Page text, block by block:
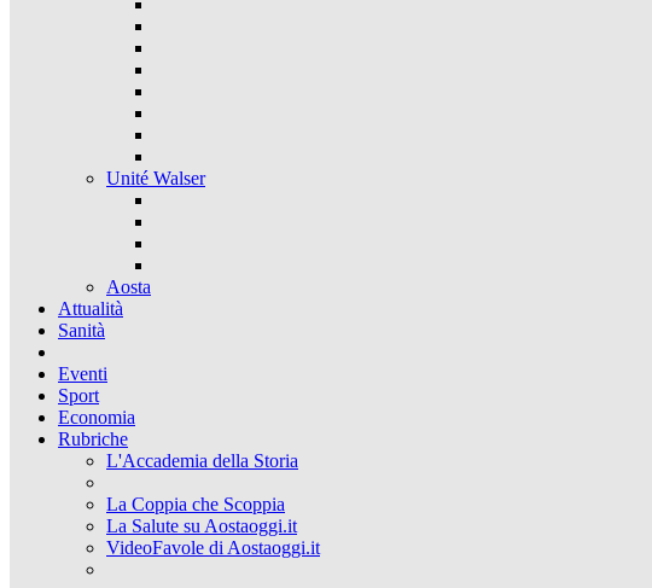
Unité Walser
Aosta
Attualità
Sanità
Eventi
Sport
Economia
Rubriche
L'Accademia della Storia
La Coppia che Scoppia
La Salute su Aostaoggi.it
VideoFavole di Aostaoggi.it